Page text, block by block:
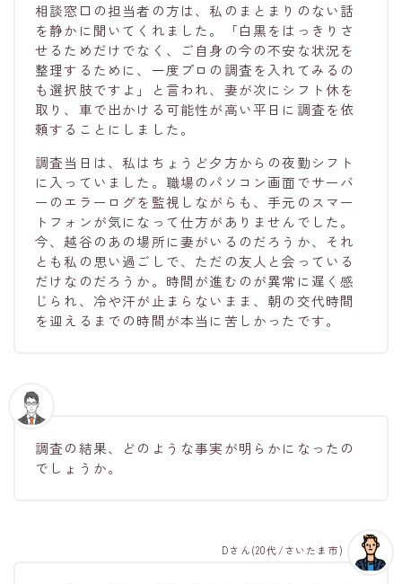
相談窓口の担当者の方は、私のまとまりのない話
を静かに聞いてくれました。「白黒をはっきりさ
せるためだけでなく、ご自身の今の不安な状況を
整理するために、一度プロの調査を入れてみるの
も選択肢ですよ」と言われ、妻が次にシフト休を
取り、車で出かける可能性が高い平日に調査を依
頼することにしました。
調査当日は、私はちょうど夕方からの夜勤シフト
に入っていました。職場のパソコン画面でサーバ
ーのエラーログを監視しながらも、手元のスマー
トフォンが気になって仕方がありませんでした。
今、越谷のあの場所に妻がいるのだろうか、それ
とも私の思い過ごしで、ただの友人と会っている
だけなのだろうか。時間が進むのが異常に遅く感
じられ、冷や汗が止まらないまま、朝の交代時間
を迎えるまでの時間が本当に苦しかったです。
調査の結果、どのような事実が明らかになったの
でしょうか。
Dさん(20代/さいたま市)